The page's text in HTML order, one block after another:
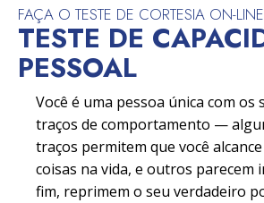
FAÇA O TESTE DE CORTESIA ON-LINE
TESTE DE
PESSOAL
Você é uma pessoa única com os
traços de comportamento —
traços permitem que você
coisas na vida, e outros parecem
fim, reprimem o seu verdadeiro